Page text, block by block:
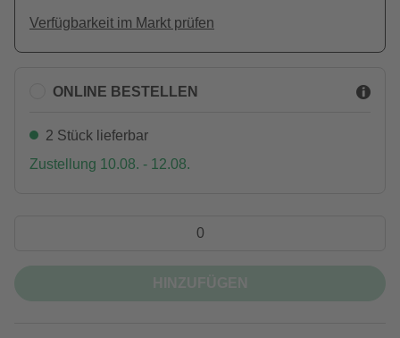
Verfügbarkeit im Markt prüfen
ONLINE BESTELLEN
2 Stück lieferbar
Zustellung 10.08. - 12.08.